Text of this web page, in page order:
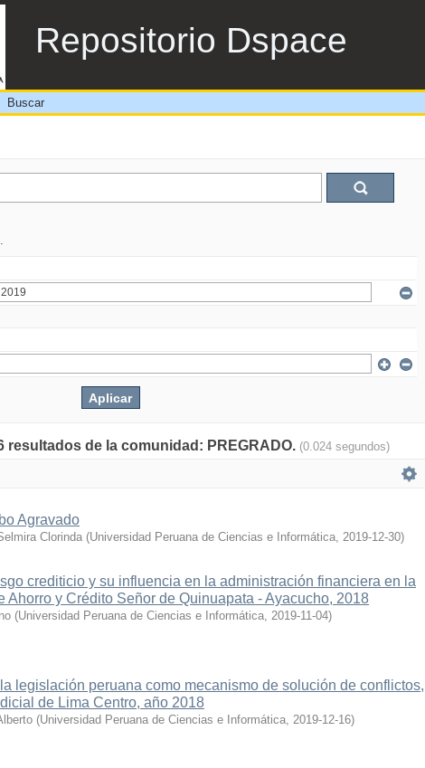
Repositorio Dspace
Buscar
resultados de la comunidad: PREGRADO. (0.024 segundos)
Agravado
Clorinda (Universidad Peruana de Ciencias e Informática, 2019-12-30)
crediticio y su influencia en la administración financiera en la
Ahorro y Crédito Señor de Quinuapata - Ayacucho, 2018
(Universidad Peruana de Ciencias e Informática, 2019-11-04)
legislación peruana como mecanismo de solución de conflictos,
de Lima Centro, año 2018
(Universidad Peruana de Ciencias e Informática, 2019-12-16)